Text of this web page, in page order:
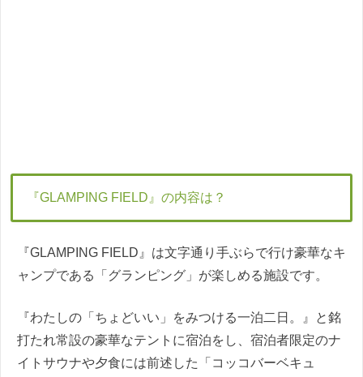
『GLAMPING FIELD』の内容は？
『GLAMPING FIELD』は文字通り手ぶらで行け豪華なキ
ャンプである「グランピング」が楽しめる施設です。
『わたしの「ちょどいい」をみつける一泊二日。』と銘
打たれ常設の豪華なテントに宿泊をし、宿泊者限定のナ
イトサウナや夕食には前述した「コッコバーベキュ